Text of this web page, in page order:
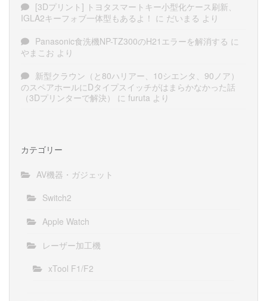
[3Dプリント] トヨタスマートキー小型化ケース刷新、
IGLA2キーフォブ一体型もあるよ！ に だいまる より
Panasonic食洗機NP-TZ300のH21エラーを解消する に
やまこお より
新型クラウン（と80ハリアー、10シエンタ、90ノア）
のスペアホールにDタイプスイッチがはまらかなかった話
（3Dプリンターで解決）
に furuta より
カテゴリー
AV機器・ガジェット
Switch2
Apple Watch
レーザー加工機
xTool F1/F2